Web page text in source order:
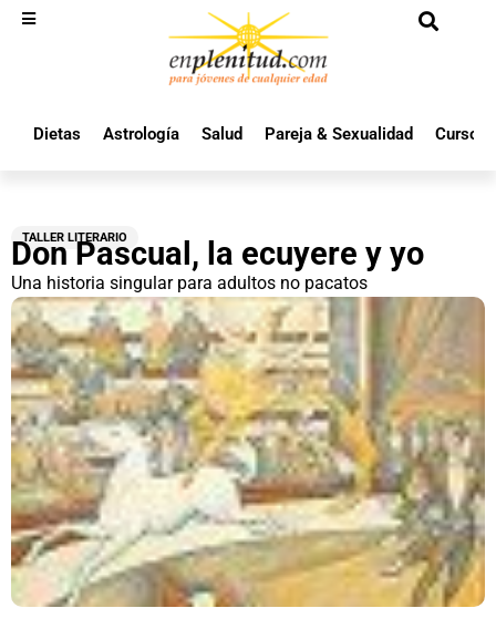
Dietas Astrología Salud Pareja & Sexualidad Cursos
TALLER LITERARIO
Don Pascual, la ecuyere y yo
Una historia singular para adultos no pacatos